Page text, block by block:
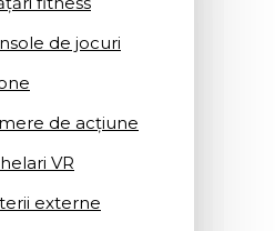
de jocuri
de acțiune
VR
externe